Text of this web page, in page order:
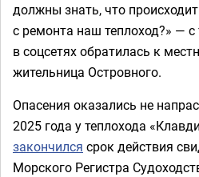
должны знать, что
с ремонта наш теплоход?» —
в соцсетях обратилась к
жительница Островного.
Опасения оказались не
2025 года у теплохода
закончился срок действия
Морского Регистра